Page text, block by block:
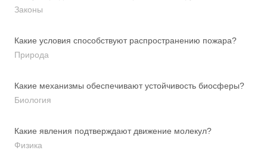
Законы
Какие условия способствуют распространению пожара?
Природа
Какие механизмы обеспечивают устойчивость биосферы?
Биология
Какие явления подтверждают движение молекул?
Физика